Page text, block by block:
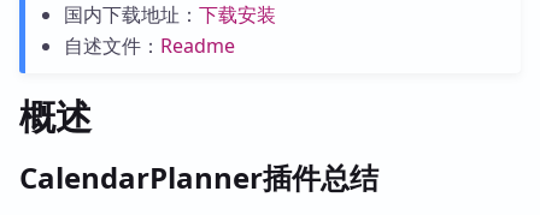
国内下载地址： 下载安装
自述文件： Readme
概述
CalendarPlanner插件总结